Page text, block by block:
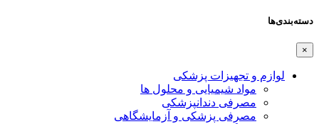
دسته‌بندی‌ها
×
لوازم و تجهیزات پزشکی
مواد شیمیایی و محلول ها
مصرفی دندانپزشکی
مصرفی پزشکی و آزمایشگاهی